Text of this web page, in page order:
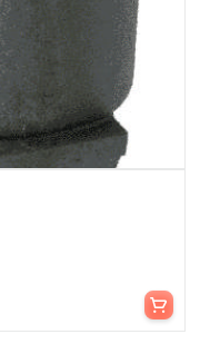
Leggi tutto